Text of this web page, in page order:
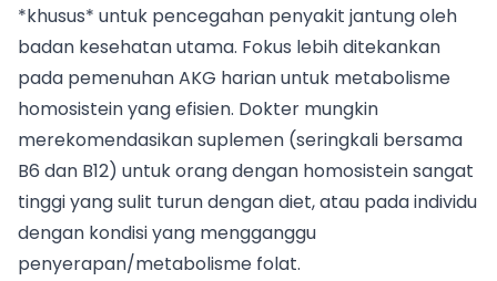
*khusus* untuk pencegahan penyakit jantung oleh
badan kesehatan utama. Fokus lebih ditekankan
pada pemenuhan AKG harian untuk metabolisme
homosistein yang efisien. Dokter mungkin
merekomendasikan suplemen (seringkali bersama
B6 dan B12) untuk orang dengan homosistein sangat
tinggi yang sulit turun dengan diet, atau pada individu
dengan kondisi yang mengganggu
penyerapan/metabolisme folat.